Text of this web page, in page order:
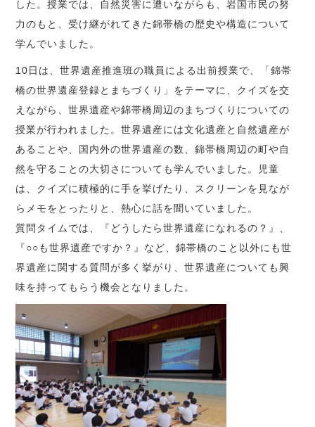
した。授業では、自然災害に遭いながらも、岩国市民の努
力のもと、受け継がれてきた錦帯橋の歴史や構造について
学んでいました。
10日は、世界遺産推進班の職員による出前授業で、「錦帯
橋の世界遺産登録とまちづくり」をテーマに、クイズを交
えながら、世界遺産や錦帯橋周辺のまちづくりについての
授業が行われました。世界遺産には文化遺産と自然遺産が
あることや、国内外の世界遺産の数、錦帯橋周辺の町や自
然を守ることの大切さについても学んでいました。児童
は、クイズに積極的に手を挙げたり、スクリーンを見なが
らメモをとったりと、熱心に話を聞いていました。
質問タイムでは、『どうしたら世界遺産になれるの？』、
『○○も世界遺産ですか？』など、錦帯橋のこと以外にも世
界遺産に関する質問が多く挙がり、世界遺産についても興
味を持ってもらう機会となりました。